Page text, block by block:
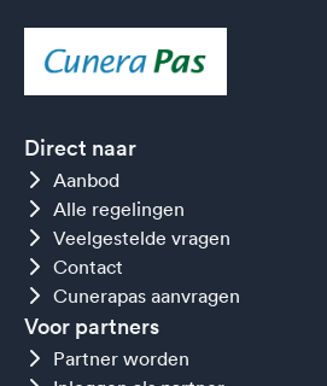
Direct naar
Aanbod
Alle regelingen
Veelgestelde vragen
Contact
Cunerapas aanvragen
Voor partners
Partner worden